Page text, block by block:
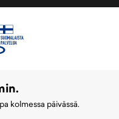
kolmessa päivässä.